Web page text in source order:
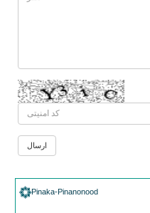
Pinaka-Pinanonood